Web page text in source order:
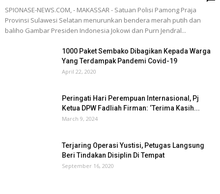
SPIONASE-NEWS.COM, - MAKASSAR - Satuan Polisi Pamong Praja
Provinsi Sulawesi Selatan menurunkan bendera merah putih dan
baliho Gambar Presiden Indonesia Jokowi dan Purn Jendral...
1000 Paket Sembako Dibagikan Kepada Warga
Yang Terdampak Pandemi Covid-19
April 22, 2020
Peringati Hari Perempuan Internasional, Pj
Ketua DPW Fadliah Firman: ‘Terima Kasih...
March 9, 2024
Terjaring Operasi Yustisi, Petugas Langsung
Beri Tindakan Disiplin Di Tempat
September 16, 2020